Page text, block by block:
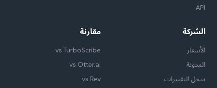
API
الشركة
الأسعار
المدونة
سجل التغييرات
مقارنة
vs TurboScribe
vs Otter.ai
vs Rev